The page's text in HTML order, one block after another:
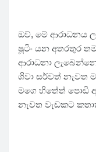
ඔව්, මේ ආරාධනය
ෂූටිං යන අතරතුර
ආරාධනා
ශිවා සර්වත් නැවත
මගෙ හිතේත් පොඩි
නැවත වැඩකට